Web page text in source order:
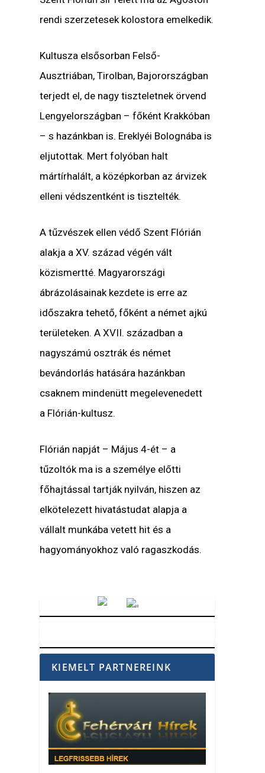
rendi szerzetesek kolostora emelkedik.
Kultusza elsősorban Felső-
Ausztriában, Tirolban, Bajorországban
terjedt el, de nagy tiszteletnek örvend
Lengyelországban – főként Krakkóban
– s hazánkban is. Ereklyéi Bolognába is
eljutottak. Mert folyóban halt
mártírhalált, a középkorban az árvizek
elleni védszentként is tisztelték.
A tűzvészek ellen védő Szent Flórián
alakja a XV. század végén vált
közismertté. Magyarországi
ábrázolásainak kezdete is erre az
időszakra tehető, főként a német ajkú
területeken. A XVII. században a
nagyszámú osztrák és német
bevándorlás hatására hazánkban
csaknem mindenütt megelevenedett
a Flórián-kultusz.
Flórián napját – Május 4-ét – a
tűzoltók ma is a személye előtti
főhajtással tartják nyilván, hiszen az
elkötelezett hivatástudat alapja a
vállalt munkába vetett hit és a
hagyományokhoz való ragaszkodás.
KIEMELT PARTNEREINK